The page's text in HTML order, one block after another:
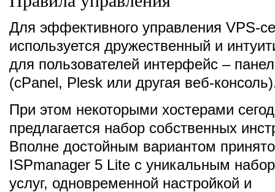
Для эффективного управления VPS-
используется дружественный и
для пользователей интерфейс –
(cPanel, Plesk или другая веб-
При этом некоторыми хостерами
предлагается набор собственных
Вполне достойным вариантом
ISPmanager 5 Lite с уникальным
услуг, одновременной настройкой и